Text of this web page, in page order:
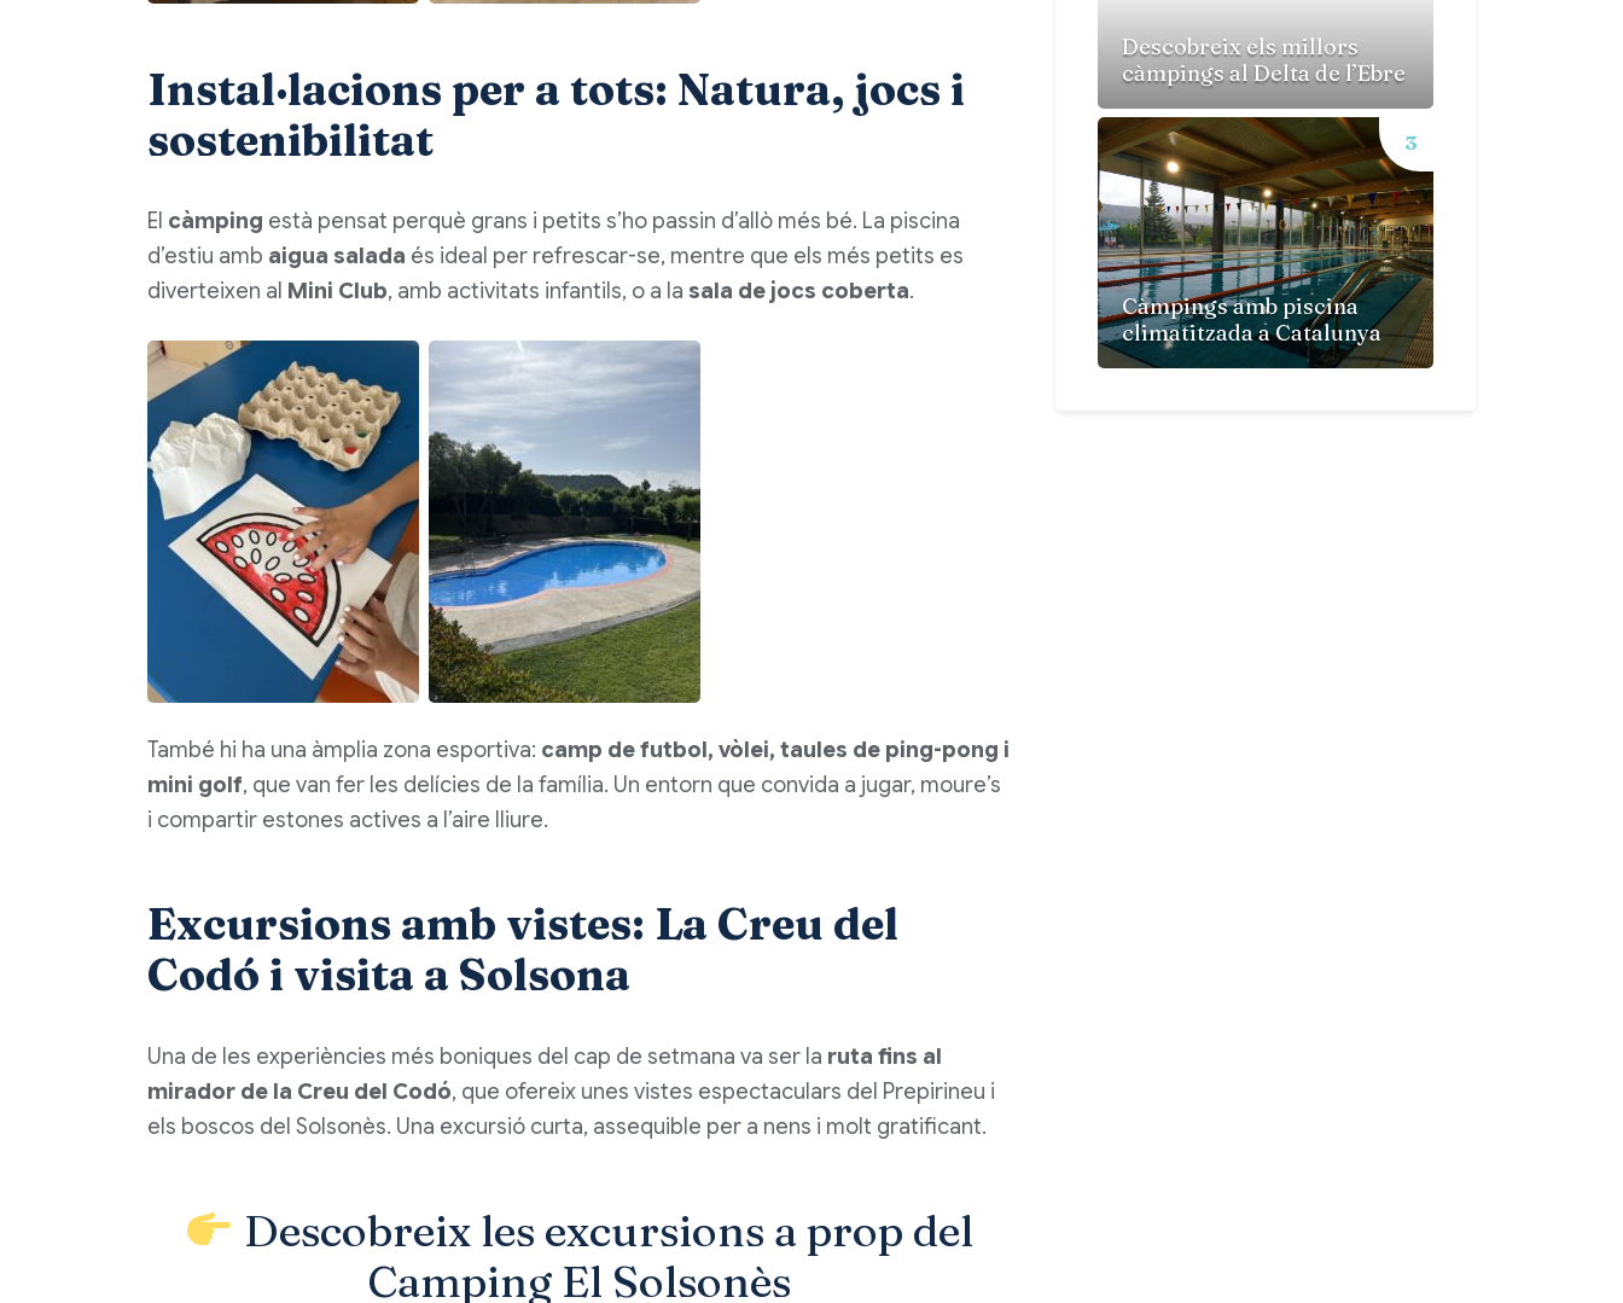
Instal·lacions per a tots: Natura, jocs i
sostenibilitat
El càmping està pensat perquè grans i petits s’ho passin d’allò més bé. La piscina
d’estiu amb aigua salada és ideal per refrescar-se, mentre que els més petits es
diverteixen al Mini Club, amb activitats infantils, o a la sala de jocs coberta.
També hi ha una àmplia zona esportiva: camp de futbol, vòlei, taules de ping-pong i
mini golf, que van fer les delícies de la família. Un entorn que convida a jugar, moure’s
i compartir estones actives a l’aire lliure.
Excursions amb vistes: La Creu del
Codó i visita a Solsona
Una de les experiències més boniques del cap de setmana va ser la ruta fins al
mirador de la Creu del Codó, que ofereix unes vistes espectaculars del Prepirineu i
els boscos del Solsonès. Una excursió curta, assequible per a nens i molt gratificant.
Descobreix les excursions a prop del
Camping El Solsonès
Descobreix els millors
càmpings al Delta de l’Ebre
Càmpings amb piscina
climatitzada a Catalunya